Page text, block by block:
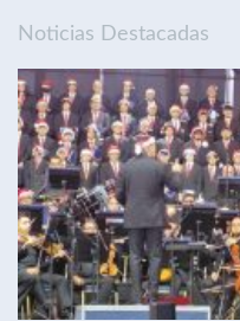
Noticias Destacadas